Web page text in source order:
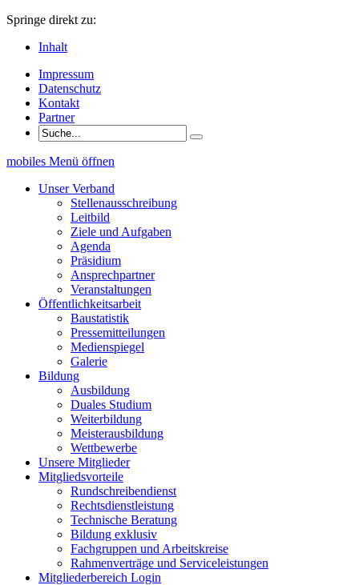
Springe direkt zu:
Inhalt
Impressum
Datenschutz
Kontakt
Partner
mobiles Menü öffnen
Unser Verband
Stellenausschreibung
Leitbild
Ziele und Aufgaben
Agenda
Präsidium
Ansprechpartner
Veranstaltungen
Öffentlichkeitsarbeit
Baustatistik
Pressemitteilungen
Medienspiegel
Galerie
Bildung
Ausbildung
Duales Studium
Weiterbildung
Meisterausbildung
Wettbewerbe
Unsere Mitglieder
Mitgliedsvorteile
Rundschreibendienst
Rechtsdienstleistung
Technische Beratung
Bildung exklusiv
Fachgruppen und Arbeitskreise
Rahmenverträge und Serviceleistungen
Mitgliederbereich Login